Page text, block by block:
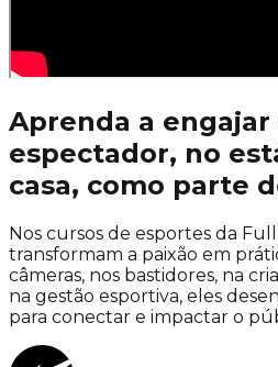
Aprenda a engajar
espectador, no
casa, como parte
Nos cursos de esportes da
transformam a paixão em
câmeras, nos bastidores, na
na gestão esportiva, eles
para conectar e impactar o